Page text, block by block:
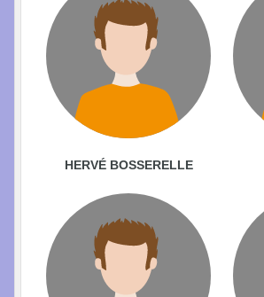
HERVÉ BOSSERELLE